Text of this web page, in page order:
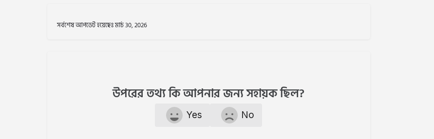
সর্বশেষ আপডেট হয়েছেঃ মার্চ 30, 2026
উপরের তথ্য কি আপনার জন্য সহায়ক ছিল?
Yes No